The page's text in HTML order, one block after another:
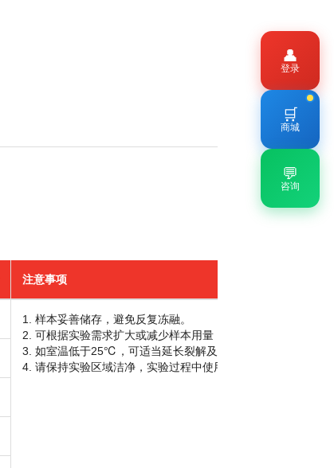
注意事项
1. 样本妥善储存，避免反复冻融。
2. 可根据实验需求扩大或减少样本用量，同比增加或减少溶液
3. 如室温低于25℃，可适当延长裂解及涡旋的时间。
4. 请保持实验区域洁净，实验过程中使用的耗材及仪器等需确
👤
登录
🛒
商城
💬
咨询